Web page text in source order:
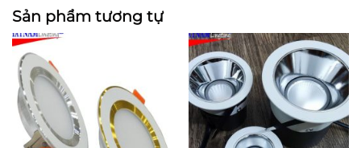
Sản phẩm tương tự